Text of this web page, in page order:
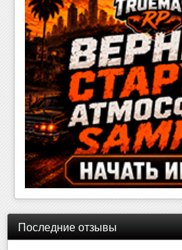
Последние отзывы